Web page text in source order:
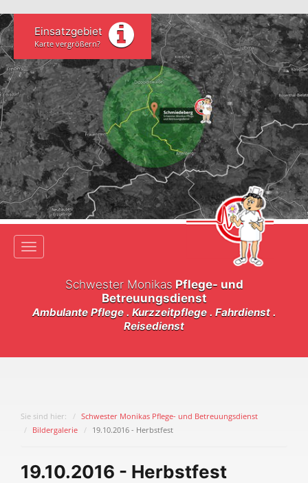
Einsatzgebiet
Karte vergrößern?
Toggle navigation
Schwester Monikas Pflege- und
Betreuungsdienst
Ambulante Pflege . Kurzzeitpflege . Fahrdienst .
Reisedienst
Sie sind hier:
Schwester Monikas Pflege- und Betreuungsdienst
Bildergalerie
19.10.2016 - Herbstfest
19.10.2016 - Herbstfest